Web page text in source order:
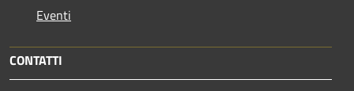
Eventi
CONTATTI